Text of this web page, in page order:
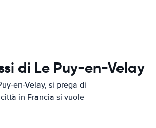
di Le Puy-en-Velay
en-Velay, si prega di
in Francia si vuole